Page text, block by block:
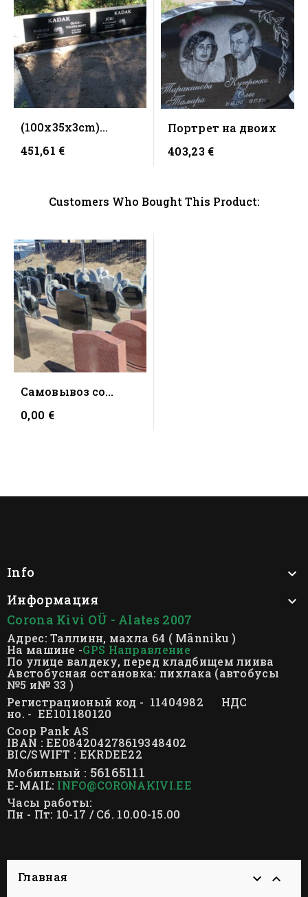
(100x35x3cm)
плитка (черный)
451,61 €
Портрет на двоих
403,23 €
Customers Who Bought This Product:
Cамовывоз со
0,00 €
Info

Информация

Corona Kivi OÜ - Alates 2007
Адрес: Таллинн, махла 64 ( Männiku )
На машине -GPS Направление
По улице валдеку, перед кладбищем лиива
Австобусная остановка: пихлака (автобусы
№5 и№ 33 )
Регистрационый код - 11404982 НДС
но. - EE101180120
Coop Pank AS
IBAN : EE084204278619348402
BIC/SWIFT : EKRDEE22
Мобильный : 56165111
E-MAIL: INFO@CORONAKIVI.EE
Часы работы:
Пн - Пт: 10-17 / Сб. 10.00-15.00
Главная  